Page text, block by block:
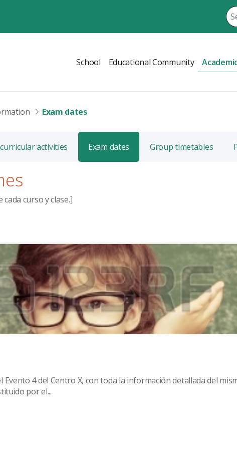
School Educational Community
Exam dates
activities Exam dates Group timetables
curso y clase.]
Evento 4 del Centro X, con toda la información detallada del
por el...